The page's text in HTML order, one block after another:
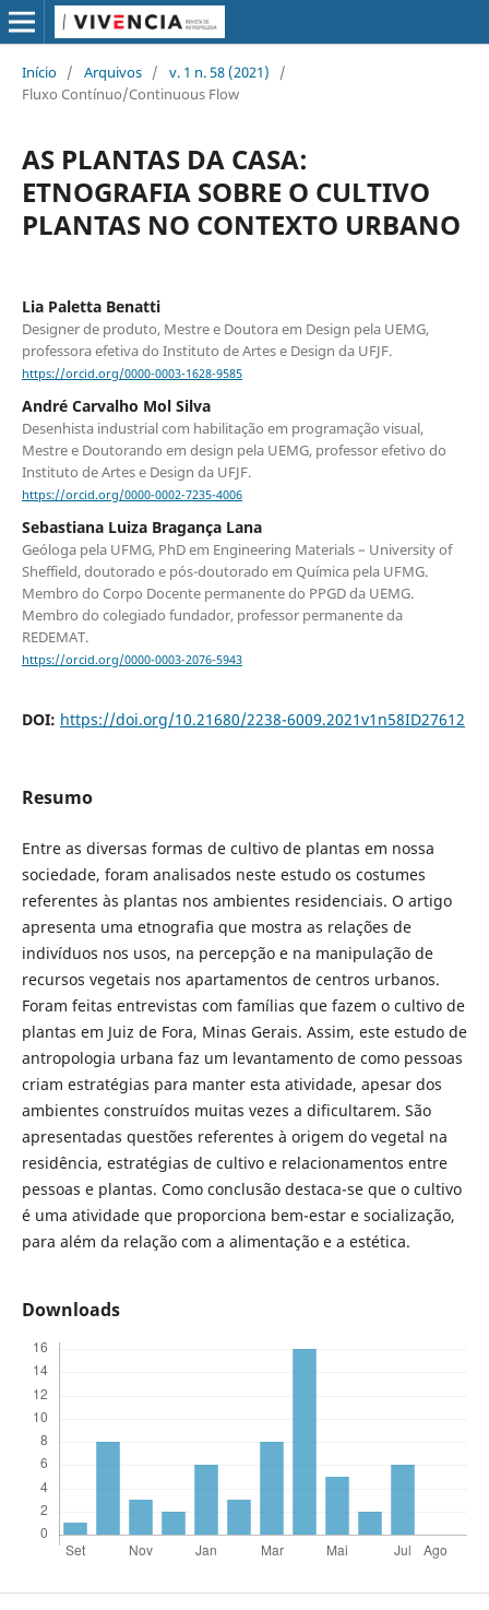
Início / Arquivos / v. 1 n. 58 (2021)
/
Fluxo Contínuo/Continuous Flow
AS PLANTAS DA CASA:
ETNOGRAFIA SOBRE O CULTIVO
PLANTAS NO CONTEXTO URBANO
Lia Paletta Benatti
Designer de produto, Mestre e Doutora em Design pela UEMG,
professora efetiva do Instituto de Artes e Design da UFJF.
https://orcid.org/0000-0003-1628-9585
André Carvalho Mol Silva
Desenhista industrial com habilitação em programação visual,
Mestre e Doutorando em design pela UEMG, professor efetivo do
Instituto de Artes e Design da UFJF.
https://orcid.org/0000-0002-7235-4006
Sebastiana Luiza Bragança Lana
Geóloga pela UFMG, PhD em Engineering Materials – University of
Sheffield, doutorado e pós-doutorado em Química pela UFMG.
Membro do Corpo Docente permanente do PPGD da UEMG.
Membro do colegiado fundador, professor permanente da
REDEMAT.
https://orcid.org/0000-0003-2076-5943
DOI: https://doi.org/10.21680/2238-6009.2021v1n58ID27612
Resumo
Entre as diversas formas de cultivo de plantas em nossa
sociedade, foram analisados neste estudo os costumes
referentes às plantas nos ambientes residenciais. O artigo
apresenta uma etnografia que mostra as relações de
indivíduos nos usos, na percepção e na manipulação de
recursos vegetais nos apartamentos de centros urbanos.
Foram feitas entrevistas com famílias que fazem o cultivo de
plantas em Juiz de Fora, Minas Gerais. Assim, este estudo de
antropologia urbana faz um levantamento de como pessoas
criam estratégias para manter esta atividade, apesar dos
ambientes construídos muitas vezes a dificultarem. São
apresentadas questões referentes à origem do vegetal na
residência, estratégias de cultivo e relacionamentos entre
pessoas e plantas. Como conclusão destaca-se que o cultivo
é uma atividade que proporciona bem-estar e socialização,
para além da relação com a alimentação e a estética.
Downloads